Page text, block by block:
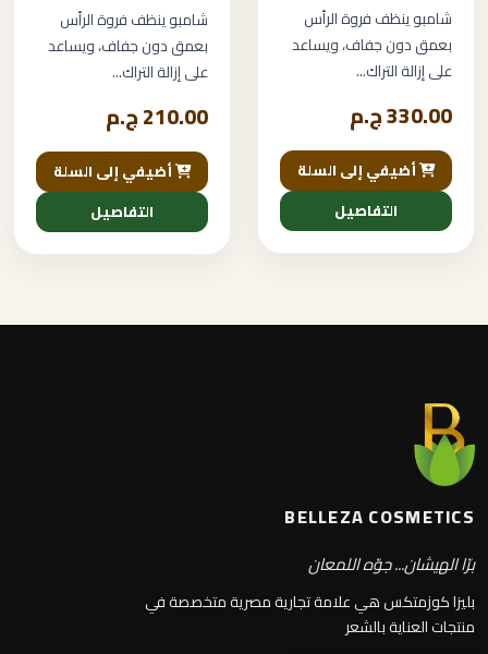
شامبو ينظف فروة الرأس
بعمق دون جفاف، ويساعد
على إزالة التراك...
330.00 ج.م
أضيفي إلى السلة
التفاصيل
شامبو ينظف فروة الرأس
بعمق دون جفاف، ويساعد
على إزالة التراك...
210.00 ج.م
أضيفي إلى السلة
التفاصيل
BELLEZA COSMETICS
برّا الهيشان... جوّه اللمعان
بليزا كوزمتكس هي علامة تجارية مصرية متخصصة في
منتجات العناية بالشعر